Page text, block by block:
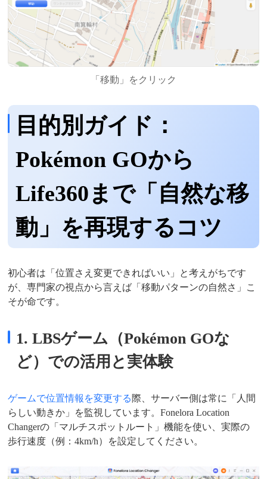
「移動」をクリック
目的別ガイド：
Pokémon GOから
Life360まで「自然な移
動」を再現するコツ
初心者は「位置さえ変更できればいい」と考えがちです
が、専門家の視点から言えば「移動パターンの自然さ」こ
そが命です。
1. LBSゲーム（Pokémon GOな
ど）での活用と実体験
ゲームで位置情報を変更する際、サーバー側は常に「人間
らしい動きか」を監視しています。Fonelora Location
Changerの「マルチスポットルート」機能を使い、実際の
歩行速度（例：4km/h）を設定してください。